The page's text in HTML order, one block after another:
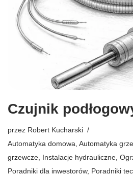
Czujnik
przez Robert Kucharski
Automatyka domowa Automatyka
grzewcze Instalacje hydrauliczne
Poradniki dla inwestorów, Poradniki